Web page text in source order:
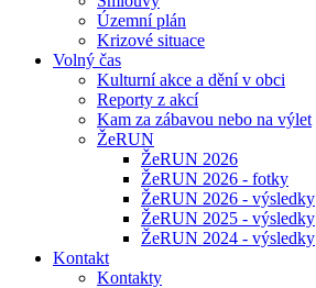
Územní plán
Krizové situace
Volný čas
Kulturní akce a dění v obci
Reporty z akcí
Kam za zábavou nebo na výlet
ŽeRUN
ŽeRUN 2026
ŽeRUN 2026 - fotky
ŽeRUN 2026 - výsledky
ŽeRUN 2025 - výsledky
ŽeRUN 2024 - výsledky
Kontakt
Kontakty